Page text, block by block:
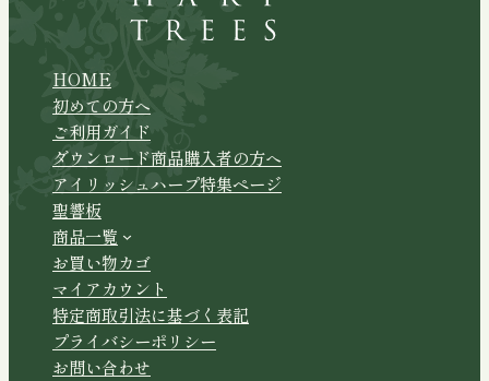
HOME
初めての方へ
ご利用ガイド
ダウンロード商品購入者の方へ
アイリッシュハープ特集ページ
聖響板
商品一覧
お買い物カゴ
マイアカウント
特定商取引法に基づく表記
プライバシーポリシー
お問い合わせ